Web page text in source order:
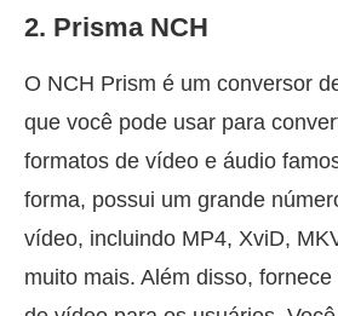
2. Prisma NCH
O NCH Prism é um conversor
que você pode usar para
formatos de vídeo e áudio
forma, possui um grande
vídeo, incluindo MP4, XviD,
muito mais. Além disso,